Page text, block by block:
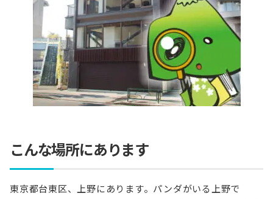
こんな場所にあります
東京都台東区、上野にあります。パンダがいる上野で